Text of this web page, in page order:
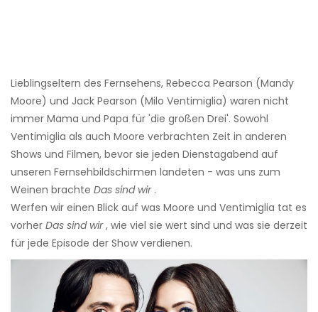
Lieblingseltern des Fernsehens, Rebecca Pearson (Mandy
Moore) und Jack Pearson (Milo Ventimiglia) waren nicht
immer Mama und Papa für 'die großen Drei'. Sowohl
Ventimiglia als auch Moore verbrachten Zeit in anderen
Shows und Filmen, bevor sie jeden Dienstagabend auf
unseren Fernsehbildschirmen landeten - was uns zum
Weinen brachte Das sind wir.
Werfen wir einen Blick auf was Moore und Ventimiglia tat es
vorher Das sind wir, wie viel sie wert sind und was sie derzeit
für jede Episode der Show verdienen.